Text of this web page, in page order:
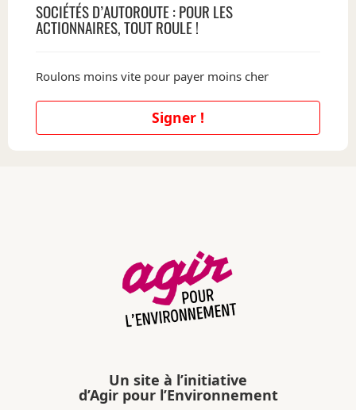
SOCIÉTÉS D’AUTOROUTE : POUR LES
ACTIONNAIRES, TOUT ROULE !
Roulons moins vite pour payer moins cher
Signer !
Un site à l’initiative
d’Agir pour l’Environnement